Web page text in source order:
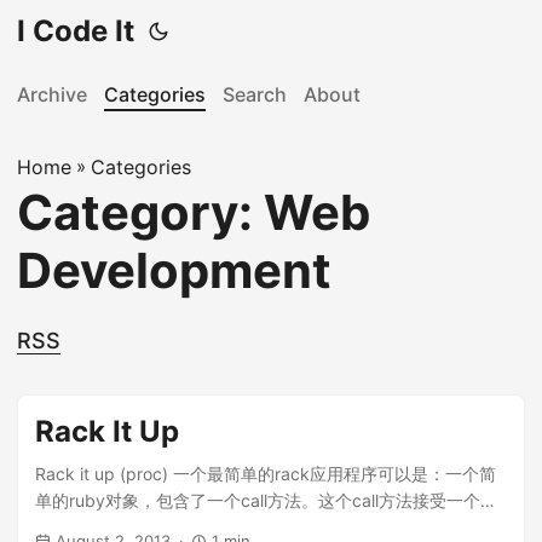
I Code It
Archive Categories Search About
Home » Categories
Category: Web
Development
RSS
Rack It Up
Rack it up (proc) 一个最简单的rack应用程序可以是：一个简
单的ruby对象，包含了一个call方法。这个call方法接受一个参